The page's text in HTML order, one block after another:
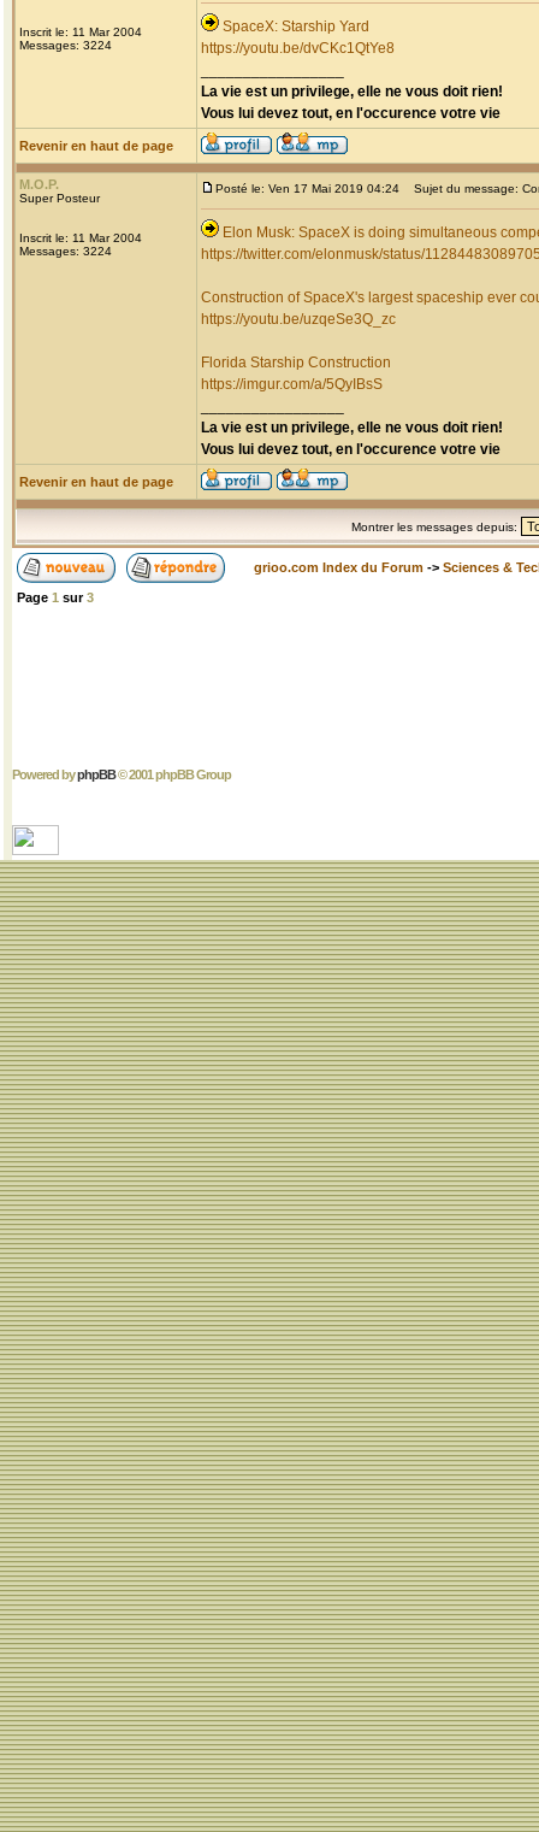
Inscrit le: 11 Mar 2004
Messages: 3224
SpaceX: Starship Yard
https://youtu.be/dvCKc1QtYe8
La vie est un privilege, elle ne vous doit rien!
Vous lui devez tout, en l'occurence votre vie
Revenir en haut de page
M.O.P.
Super Posteur
Inscrit le: 11 Mar 2004
Messages: 3224
Posté le: Ven 17 Mai 2019 04:24 Sujet du message:
Elon Musk: SpaceX is doing simultaneous
https://twitter.com/elonmusk/status/
Construction of SpaceX's largest spaceship ever
https://youtu.be/uzqeSe3Q_zc
Florida Starship Construction
https://imgur.com/a/5QyIBsS
La vie est un privilege, elle ne vous doit rien!
Vous lui devez tout, en l'occurence votre vie
Revenir en haut de page
Montrer les messages depuis:
grioo.com Index du Forum -> Sciences &
Page 1 sur3
Powered byphpBB© 2001 phpBB Group